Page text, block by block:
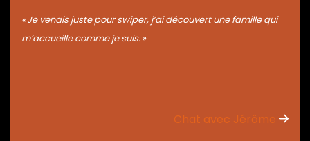
« Je venais juste pour swiper, j’ai découvert une famille qui
m’accueille comme je suis. »
Chat avec Jérôme